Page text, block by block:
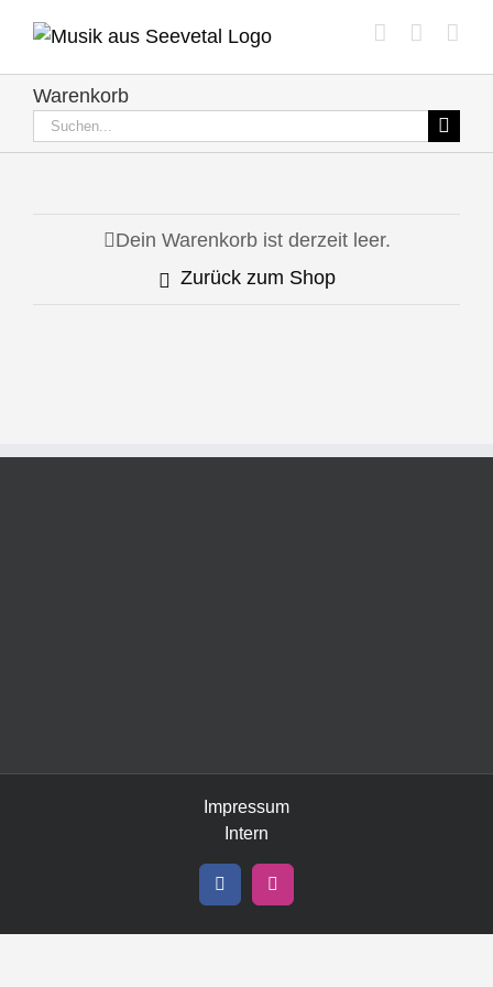
Inhalt
springen
Warenkorb
Suche
nach:
Dein Warenkorb ist derzeit leer.
Zurück zum Shop
Impressum
Intern
FacebookInstagram